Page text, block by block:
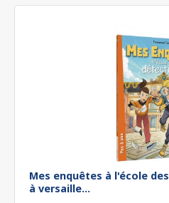
Mes enquêtes à l'école
à versaille...